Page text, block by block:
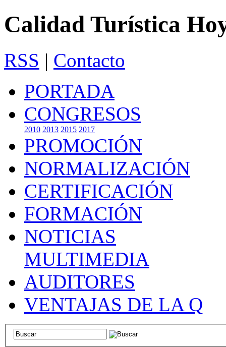
Calidad Turística
RSS | Contacto
PORTADA
CONGRESOS
2010 2013 2015 2017
PROMOCIÓN
NORMALIZACIÓN
CERTIFICACIÓN
FORMACIÓN
NOTICIAS
MULTIMEDIA
AUDITORES
VENTAJAS DE LA Q